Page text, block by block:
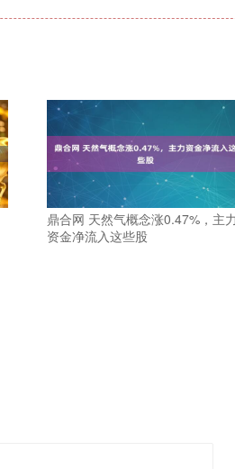
鼎合网 天然气概念涨0.47%，主力
资金净流入这些股